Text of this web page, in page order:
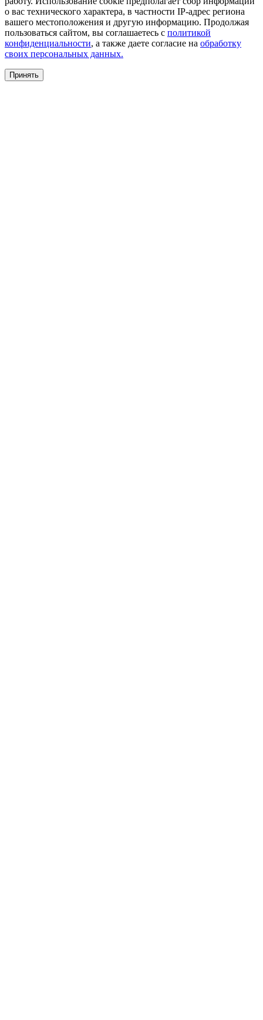
о вас технического характера, в частности IP-адрес региона
вашего местоположения и другую информацию. Продолжая
пользоваться сайтом, вы соглашаетесь с политикой
конфиденциальности, а также даете согласие на обработку
своих персональных данных.
Принять